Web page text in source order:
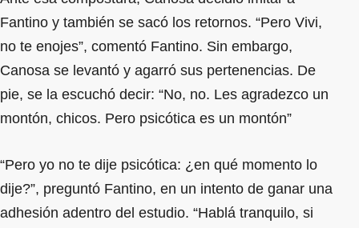
Fantino y también se sacó los retornos. “Pero Vivi,
no te enojes”, comentó Fantino. Sin embargo,
Canosa se levantó y agarró sus pertenencias. De
pie, se la escuchó decir: “No, no. Les agradezco un
montón, chicos. Pero psicótica es un montón”
“Pero yo no te dije psicótica: ¿en qué momento lo
dije?”, preguntó Fantino, en un intento de ganar una
adhesión adentro del estudio. “Hablá tranquilo, si